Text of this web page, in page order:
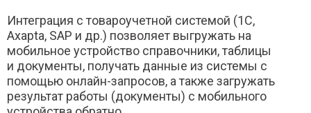
Интеграция с товароучетной системой (1С,
Axapta, SAP и др.) позволяет выгружать на
мобильное устройство справочники, таблицы
и документы, получать данные из системы с
помощью онлайн-запросов, а также загружать
результат работы (документы) с мобильного